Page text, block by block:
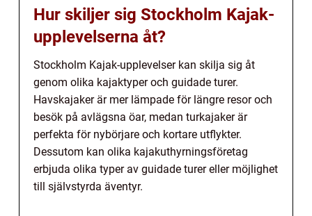
Hur skiljer sig Stockholm Kajak-
upplevelserna åt?
Stockholm Kajak-upplevelser kan skilja sig åt
genom olika kajaktyper och guidade turer.
Havskajaker är mer lämpade för längre resor och
besök på avlägsna öar, medan turkajaker är
perfekta för nybörjare och kortare utflykter.
Dessutom kan olika kajakuthyrningsföretag
erbjuda olika typer av guidade turer eller möjlighet
till självstyrda äventyr.